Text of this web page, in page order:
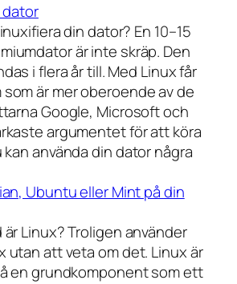
dator
din dator? En 10–15
är inte skräp. Den
i flera år till. Med Linux får
är mer oberoende av de
Google, Microsoft och
argumentet för att köra
använda din dator några
Ubuntu eller Mint på din
Linux? Troligen använder
utan att veta om det. Linux är
en grundkomponent som ett